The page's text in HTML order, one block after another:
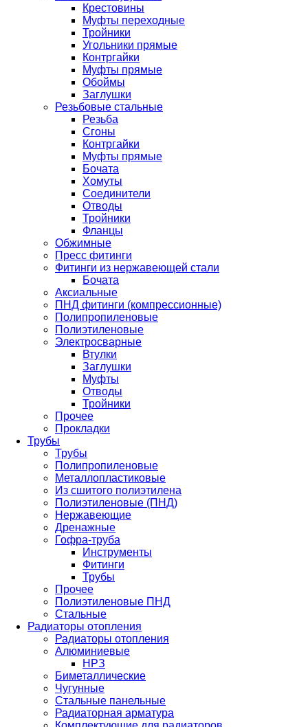
Крестовины
Муфты переходные
Тройники
Угольники прямые
Контргайки
Муфты прямые
Обоймы
Заглушки
Резьбовые стальные
Резьба
Сгоны
Контргайки
Муфты прямые
Бочата
Хомуты
Соединители
Отводы
Тройники
Фланцы
Обжимные
Пресс фитинги
Фитинги из нержавеющей стали
Бочата
Аксиальные
ПНД фитинги (компрессионные)
Полипропиленовые
Полиэтиленовые
Электросварные
Втулки
Заглушки
Муфты
Отводы
Тройники
Прочее
Прокладки
Трубы
Трубы
Полипропиленовые
Металлопластиковые
Из сшитого полиэтилена
Полиэтиленовые (ПНД)
Нержавеющие
Дренажные
Гофра-труба
Инструменты
Фитинги
Трубы
Прочее
Полиэтиленовые ПНД
Стальные
Радиаторы отопления
Радиаторы отопления
Алюминиевые
НРЗ
Биметаллические
Чугунные
Стальные панельные
Радиаторная арматура